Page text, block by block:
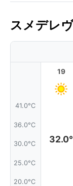
スメデレ
41.0°C
36.0°C
30.0°C
25.0°C
20.0°C
19
32.0°